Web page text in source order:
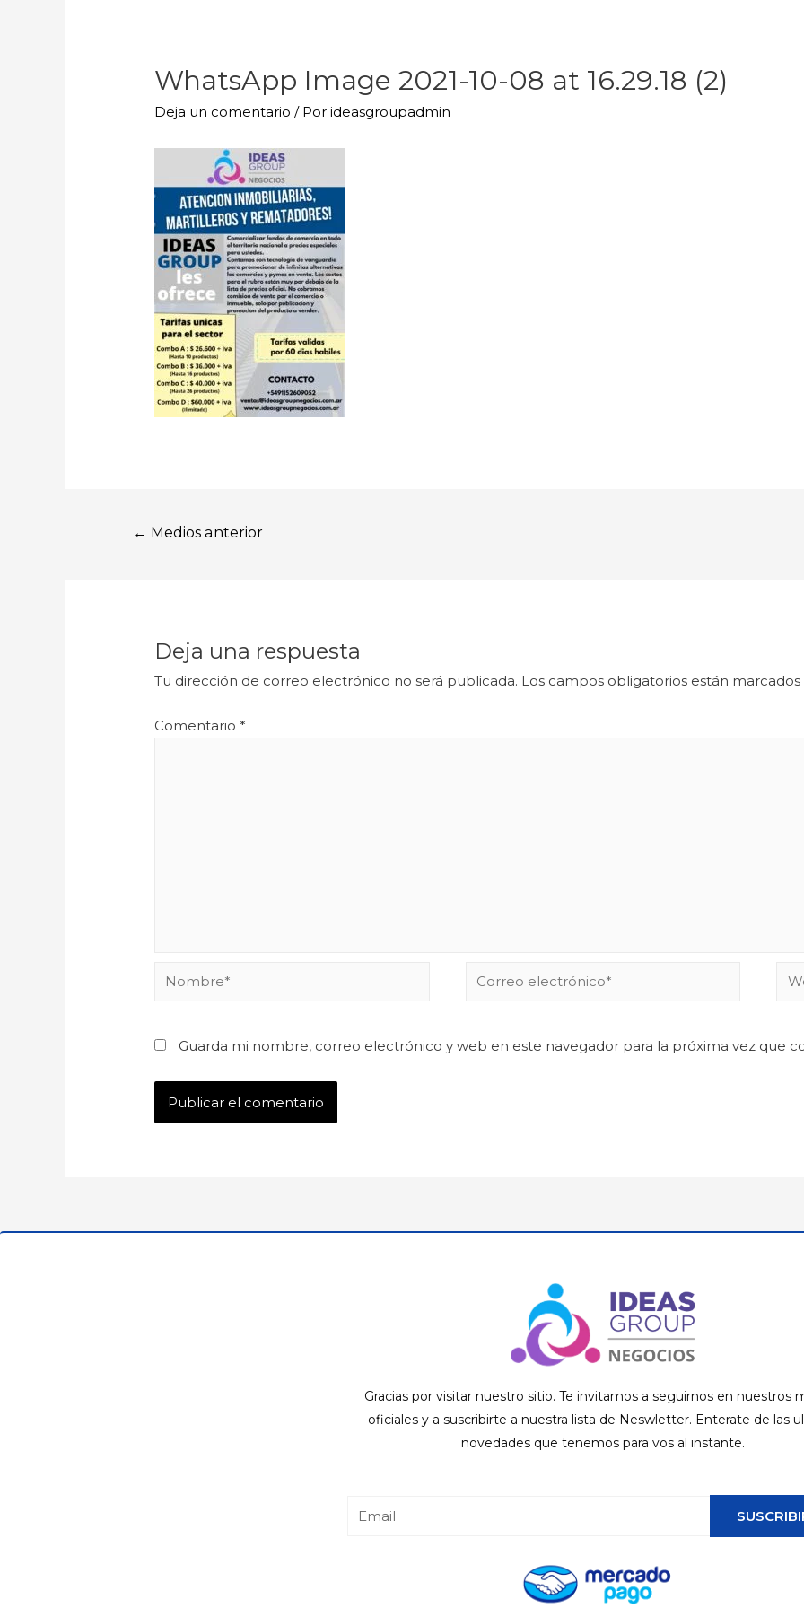
WhatsApp Image 2021-10-08 at 16.29.18 (2)
Deja un comentario / Porideasgroupadmin
← Medios anterior
Deja una respuesta
Tu dirección de correo electrónico no será publicada. Los campos obligatorios están
Comentario*
Guarda mi nombre, correo electrónico y web en este navegador para la próxima vez que
Gracias por visitar nuestro sitio. Te invitamos a seguirnos en nuestros
oficiales y a suscribirte a nuestra lista de Neswletter. Enterate de las
novedades que tenemos para vos al instante.